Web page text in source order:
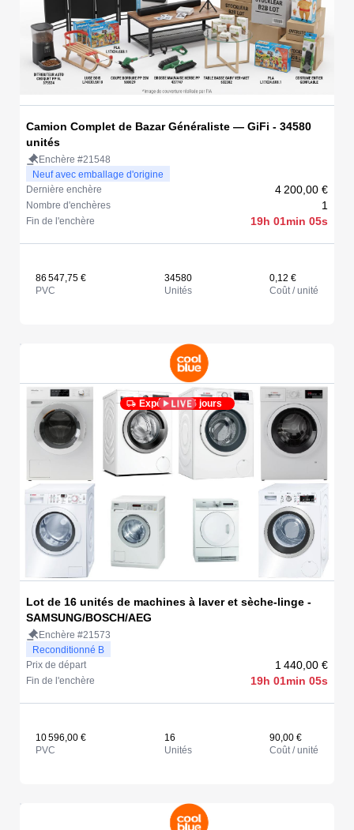
Camion Complet de Bazar Généraliste — GiFi - 34580
unités
Enchère #21548
Neuf avec emballage d'origine
Dernière enchère
4 200,00 €
Nombre d'enchères 1
Fin de l'enchère 19h 01min 05s
86 547,75 €
PVC
34580
Unités
0,12 €
Coût / unité
Expédié en 5 jours
Lot de 16 unités de machines à laver et sèche-linge -
SAMSUNG/BOSCH/AEG
Enchère #21573
Reconditionné B
Prix de départ
1 440,00 €
Fin de l'enchère 19h 01min 05s
10 596,00 €
PVC
16
Unités
90,00 €
Coût / unité